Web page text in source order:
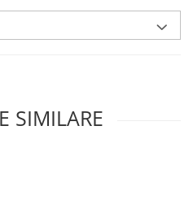
SIMILARE